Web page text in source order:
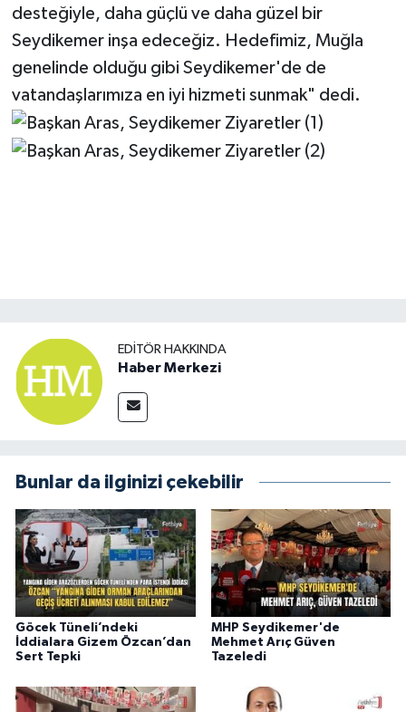
desteğiyle, daha güçlü ve daha güzel bir
Seydikemer inşa edeceğiz. Hedefimiz, Muğla
genelinde olduğu gibi Seydikemer'de de
vatandaşlarımıza en iyi hizmeti sunmak" dedi.
EDITÖR HAKKINDA
Haber Merkezi
Bunlar da ilginizi çekebilir
Göcek Tüneli’ndeki
İddialara Gizem Özcan’dan
Sert Tepki
MHP Seydikemer'de
Mehmet Arıç Güven
Tazeledi